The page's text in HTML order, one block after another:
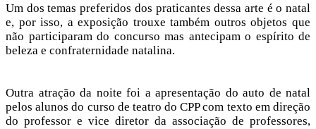
Um dos temas preferidos dos praticantes dessa arte é o natal
e, por isso, a exposição trouxe também outros objetos que
não participaram do concurso mas antecipam o espírito de
beleza e confraternidade natalina.
Outra atração da noite foi a apresentação do auto de natal
pelos alunos do curso de teatro do CPP com texto em direção
do professor e vice diretor da associação de professores,